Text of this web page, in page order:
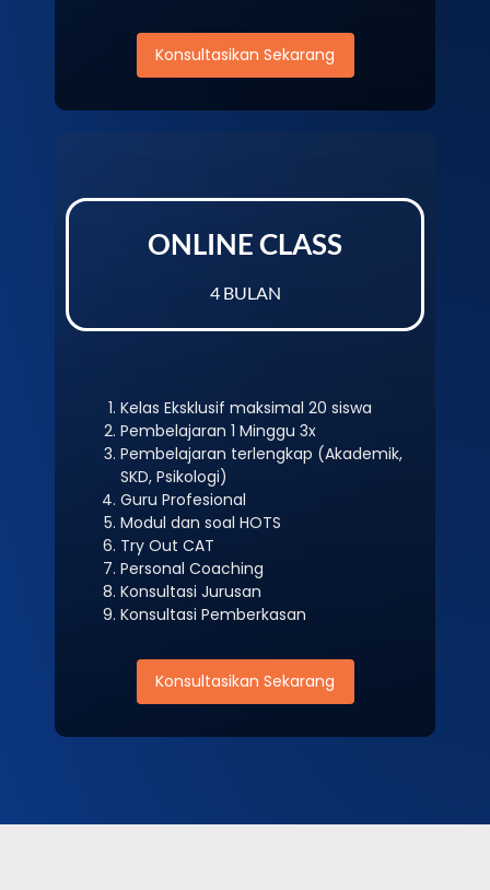
Konsultasikan Sekarang
ONLINE CLASS
4 BULAN
Kelas Eksklusif maksimal 20 siswa
Pembelajaran 1 Minggu 3x
Pembelajaran terlengkap (Akademik,
SKD, Psikologi)
Guru Profesional
Modul dan soal HOTS
Try Out CAT
Personal Coaching
Konsultasi Jurusan
Konsultasi Pemberkasan
Konsultasikan Sekarang